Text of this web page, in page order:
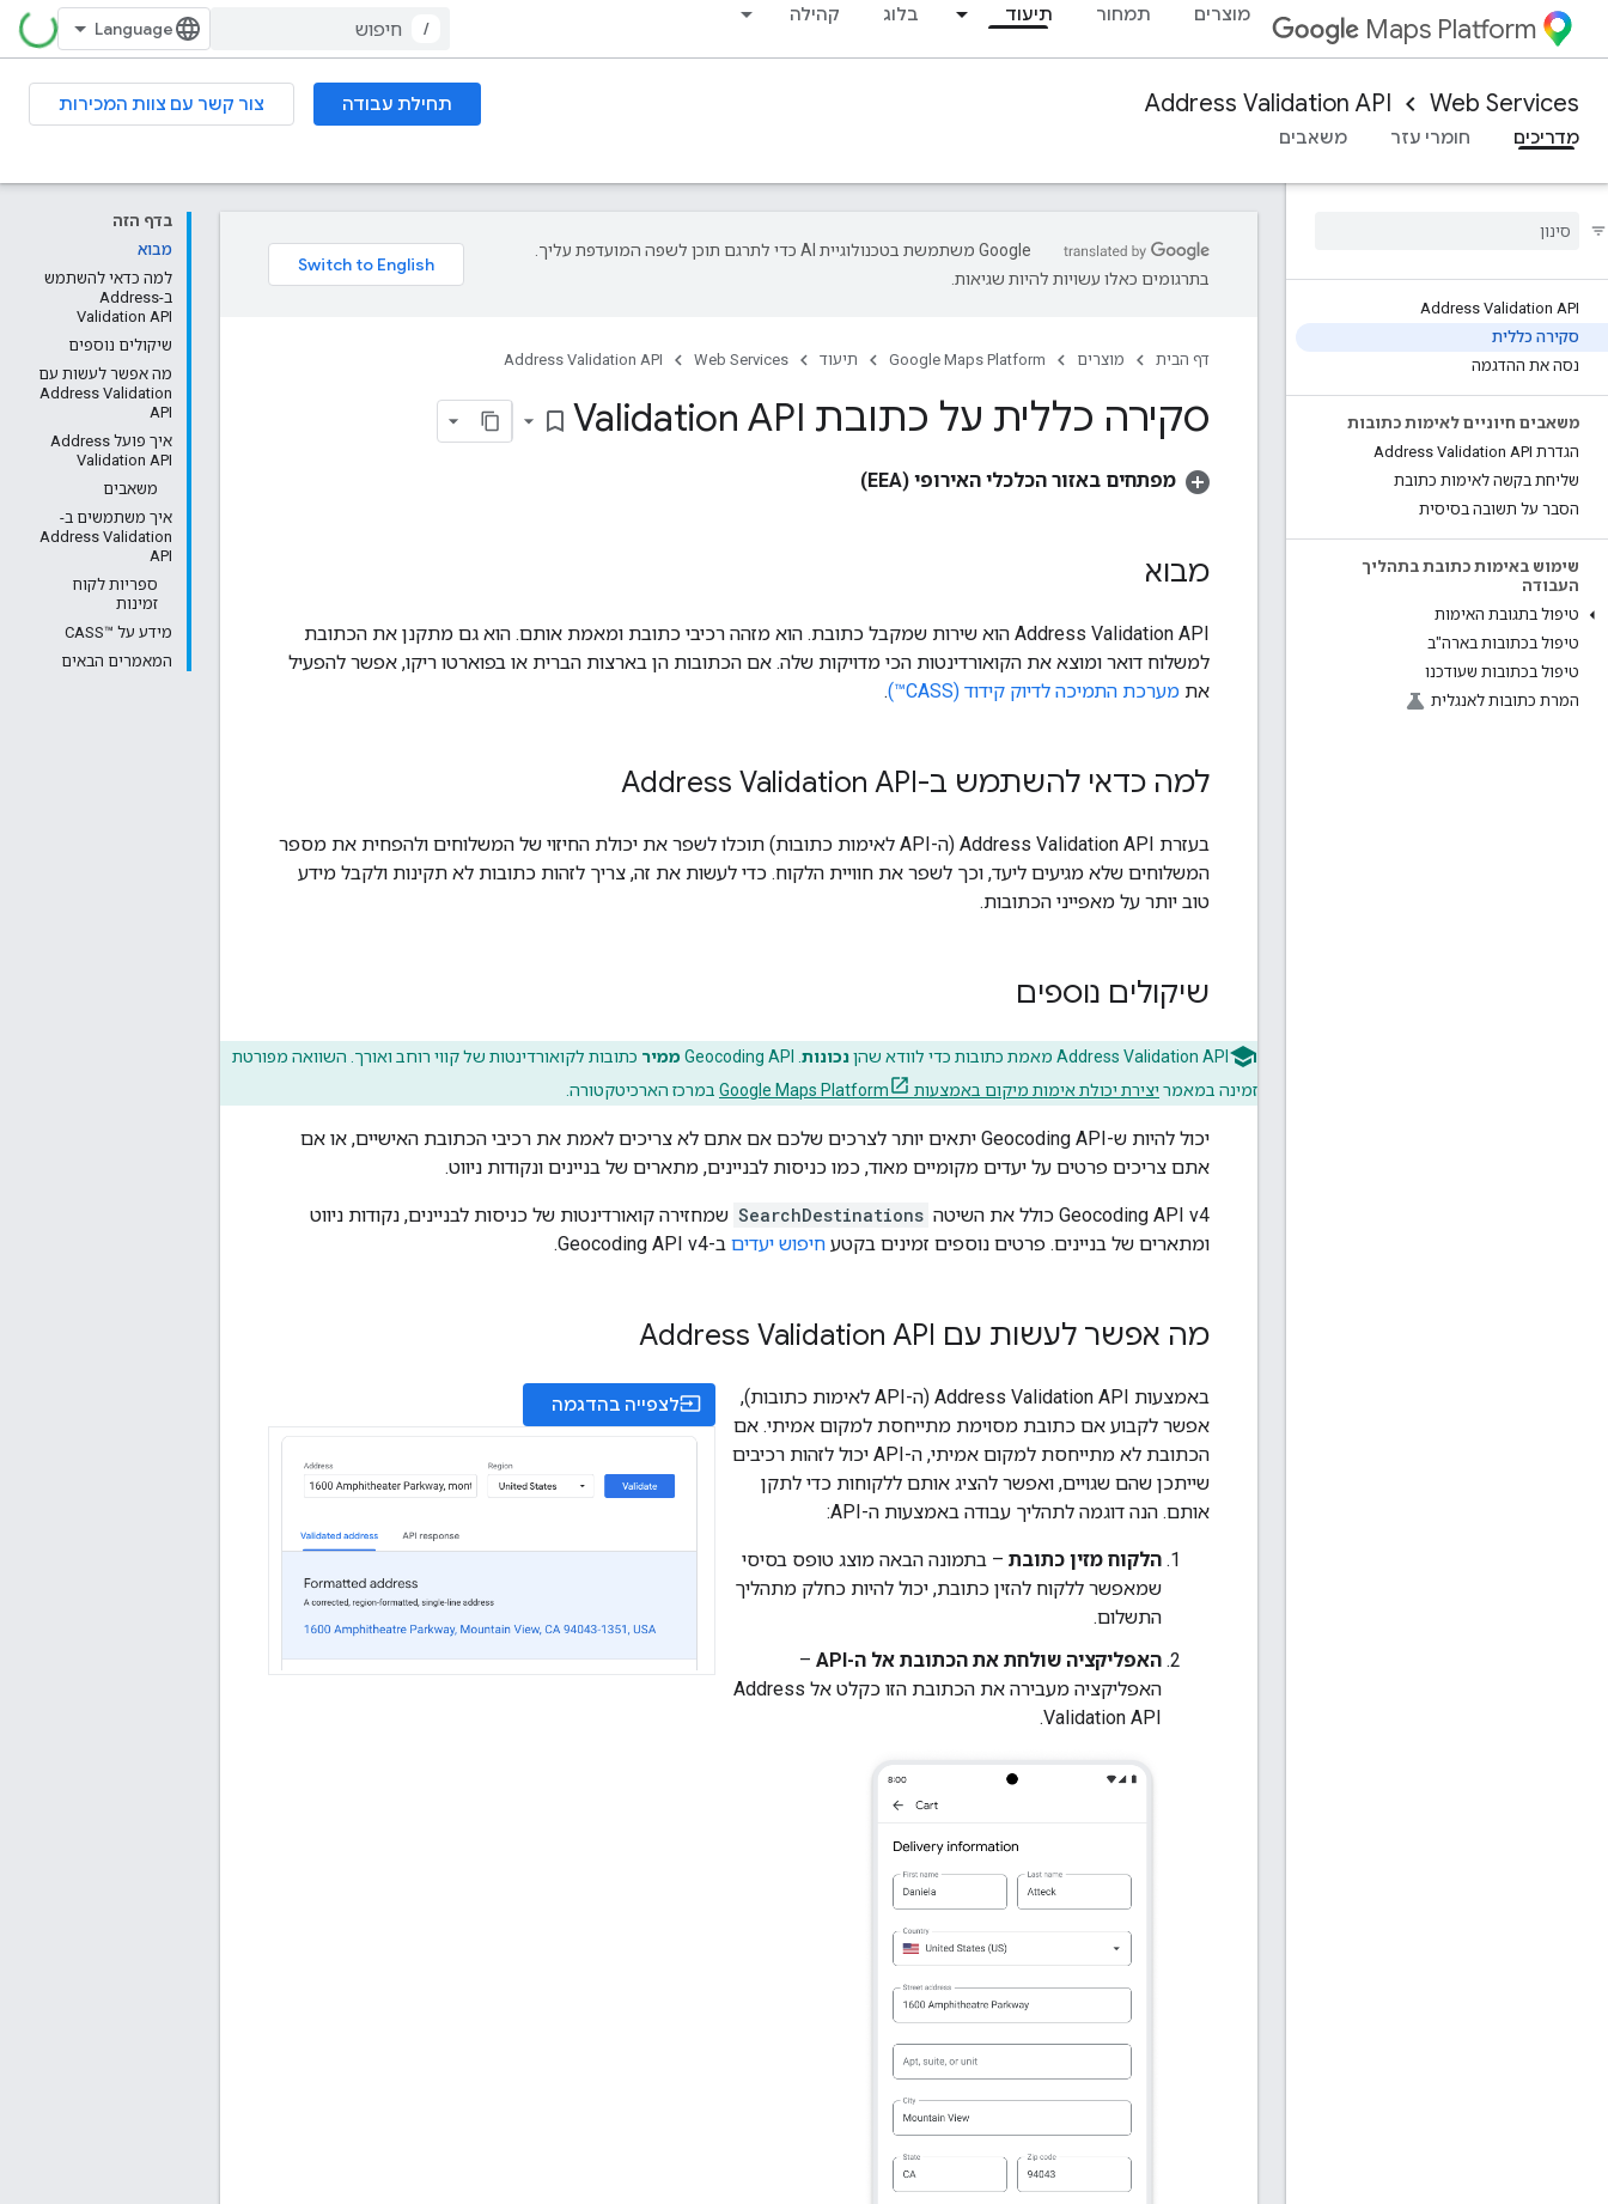
Maps Platform מוצרים תמחור תיעוד בלוג קהילה
/
Web Services
Address Validation API תחילת עבודה
צור קשר עם צוות המכירות
מדריכים
חומרי עזר משאבים
Address Validation API
סקירה כללית
נסה את ההדגמה
משאבים חיוניים לאימות כתובות
הגדרת Address Validation API
שליחת בקשה לאימות כתובת
הסבר על תשובה בסיסית
שימוש באימות כתובת בתהליך
העבודה
טיפול בתגובת האימות
טיפול בכתובות בארה"ב
טיפול בכתובות שעודכנו
המרת כתובות לאנגלית
בדף הזה
מבוא
למה כדאי להשתמש
ב-Address
Validation API
שיקולים נוספים
מה אפשר לעשות עם
Address Validation
API
איך פועל Address
Validation API
משאבים
איך משתמשים ב-
Address Validation
API
ספריות לקוח
זמינות
מידע על CASS™‎
המאמרים הבאים
‫Google משתמשת בטכנולוגיית AI כדי לתרגם תוכן לשפה המועדפת עליך.
בתרגומים כאלו עשויות להיות שגיאות.
דף הבית מוצרים Google Maps Platform תיעוד Web Services
Address Validation API
סקירה כללית על כתובת Validation API bookmark_border
מפתחים באזור הכלכלי האירופי (EEA)
מבוא
‫Address Validation API הוא שירות שמקבל כתובת. הוא מזהה רכיבי כתובת ומאמת אותם. הוא גם מתקנן את הכתובת
למשלוח דואר ומוצא את הקואורדינטות הכי מדויקות שלה. אם הכתובות הן בארצות הברית או בפוארטו ריקו, אפשר להפעיל
את מערכת התמיכה לדיוק קידוד (CASS™) .
למה כדאי להשתמש ב-Address Validation API
בעזרת Address Validation API (ה-API לאימות כתובות) תוכלו לשפר את יכולת החיזוי של המשלוחים ולהפחית את מספר
המשלוחים שלא מגיעים ליעד, וכך לשפר את חוויית הלקוח. כדי לעשות את זה, צריך לזהות כתובות לא תקינות ולקבל מידע
טוב יותר על מאפייני הכתובות.
שיקולים נוספים
‫Address Validation API מאמת כתובות כדי לוודא שהן נכונות ממיר כתובות לקואורדינטות של קווי רוחב ואורך. השוואה מפורטת
זמינה במאמר יצירת יכולת אימות מיקום באמצעות Google Maps Platform במרכז הארכיטקטורה.
יכול להיות ש-Geocoding API יתאים יותר לצרכים שלכם אם אתם לא צריכים לאמת את רכיבי הכתובת האישיים, או אם
אתם צריכים פרטים על יעדים מקומיים מאוד, כמו כניסות לבניינים, מתארים של בניינים ונקודות ניווט.
‫Geocoding API v4 כולל את השיטה SearchDestinations שמחזירה קואורדינטות של כניסות לבניינים, נקודות ניווט
ומתארים של בניינים. פרטים נוספים זמינים בקטע חיפוש יעדים ב-Geocoding API v4.
מה אפשר לעשות עם Address Validation API
inputלצפייה בהדגמה
באמצעות Address Validation API (ה-API לאימות כתובות),
אפשר לקבוע אם כתובת מסוימת מתייחסת למקום אמיתי. אם
הכתובת לא מתייחסת למקום אמיתי, ה-API יכול לזהות רכיבים
שייתכן שהם שגויים, ואפשר להציג אותם ללקוחות כדי לתקן
אותם. הנה דוגמה לתהליך עבודה באמצעות ה-API:
הלקוח מזין כתובת – בתמונה הבאה מוצג טופס בסיסי
שמאפשר ללקוח להזין כתובת, יכול להיות כחלק מתהליך
התשלום.
האפליקציה שולחת את הכתובת אל ה-API
–
האפליקציה מעבירה את הכתובת הזו כקלט אל Address
Validation API.